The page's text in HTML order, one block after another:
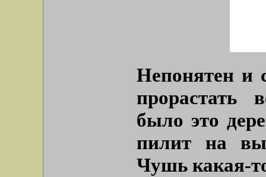
Непонятен и
прорастать
было это
пилит на
Чушь какая-